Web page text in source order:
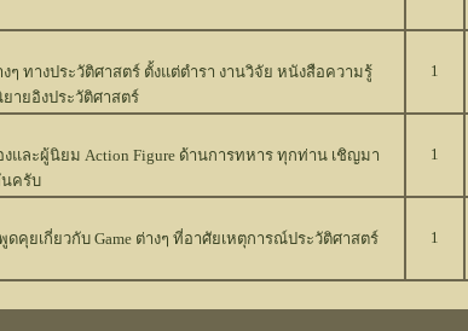
ทางประวัติศาสตร์ ตั้งแต่ตำรา งานวิจัย หนังสือความรู้
ายอิงประวัติศาสตร์
1
และผู้นิยม Action Figure ด้านการทหาร ทุกท่าน เชิญมา
นครับ
1
คุยเกี่ยวกับ Game ต่างๆ ที่อาศัยเหตุการณ์ประวัติศาสตร์
1